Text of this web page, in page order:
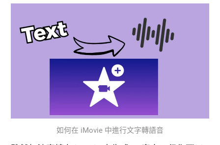
如何在 iMovie 中進行文字轉語音